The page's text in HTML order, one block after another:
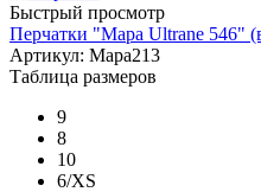
Быстрый просмотр
Перчатки "Mapa Ultrane 546"
Артикул: Mapa213
Таблица размеров
9
8
10
6/XS